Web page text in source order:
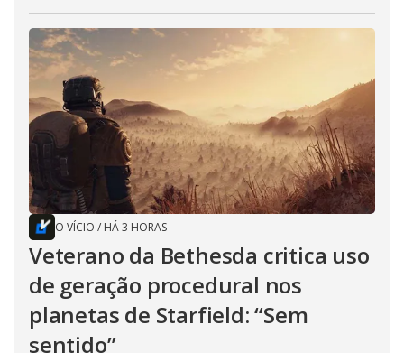
O VÍCIO / HÁ 3 HORAS
Veterano da Bethesda critica uso
de geração procedural nos
planetas de Starfield: “Sem
sentido”